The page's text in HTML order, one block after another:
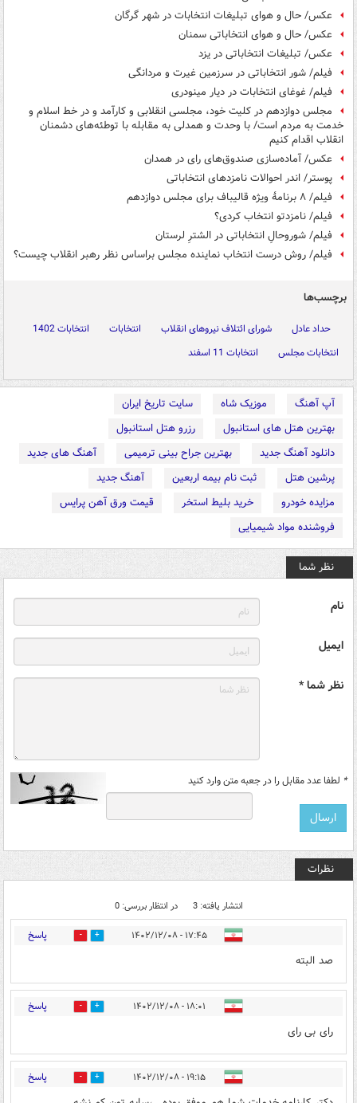
عکس/ حال و هوای تبلیغات انتخابات در شهر گرگان
عکس/ حال و هوای انتخاباتی سمنان
عکس/ تبلیغات انتخاباتی در یزد
فیلم/ شور انتخاباتی در سرزمین غیرت و مردانگی
فیلم/ غوغای انتخابات در دیار مینودری
مجلس دوازدهم در کلیت خود، مجلسی انقلابی و کارآمد و در خط اسلام و
خدمت به مردم است/ با وحدت و همدلی به مقابله با توطئه‌های دشمنان
انقلاب اقدام کنیم
عکس/ آماده‌سازی صندوق‌های رای در همدان
پوستر/ اندر احوالات نامزدهای انتخاباتی
فیلم/ ۸ برنامۀ ویژه قالیباف برای مجلس دوازدهم
فیلم/ نامزدتو انتخاب کردی؟
فیلم/ شوروحالِ انتخاباتی در الشترِ لرستان
فیلم/ روش درست انتخاب نماینده مجلس براساس نظر رهبر انقلاب چیست؟
برچسب‌ها
حداد عادل شورای ائتلاف نیروهای انقلاب انتخابات
انتخابات 1402
انتخابات مجلس
انتخابات 11 اسفند
آپ آهنگ موزیک شاه
سایت تاریخ ایران
بهترین هتل های استانبول
رزرو هتل استانبول
دانلود آهنگ جدید
بهترین جراح بینی ترمیمی
آهنگ های جدید
پرشین هتل
ثبت نام بیمه اربعین
آهنگ جدید
مزایده خودرو
خرید بلیط استخر
قیمت ورق آهن پرایس
فروشنده مواد شیمیایی
نظر شما
نام
ایمیل
نظر شما *
* لطفا عدد مقابل را در جعبه متن وارد کنید
نظرات
انتشار یافته: 3 در انتظار بررسی: 0
۱۷:۴۵ - ۱۴۰۲/۱۲/۰۸ 1 پاسخ
صد البته
۱۸:۰۱ - ۱۴۰۲/۱۲/۰۸ 1 پاسخ
رای بی رای
۱۹:۱۵ - ۱۴۰۲/۱۲/۰۸ 0 پاسخ